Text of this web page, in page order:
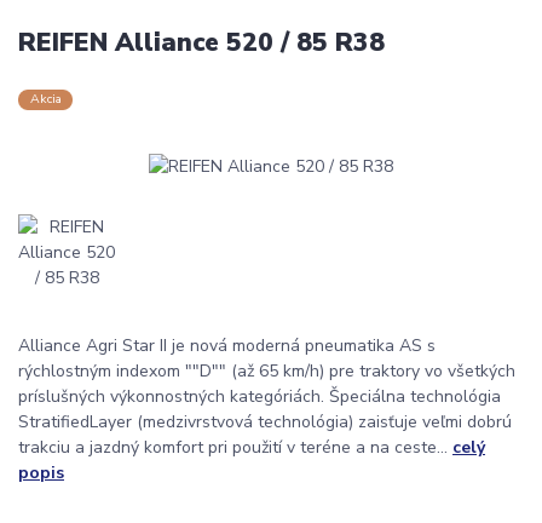
REIFEN Alliance 520 / 85 R38
Akcia
Alliance Agri Star II je nová moderná pneumatika AS s
rýchlostným indexom ""D"" (až 65 km/h) pre traktory vo všetkých
príslušných výkonnostných kategóriách. Špeciálna technológia
StratifiedLayer (medzivrstvová technológia) zaisťuje veľmi dobrú
trakciu a jazdný komfort pri použití v teréne a na ceste... celý
popis